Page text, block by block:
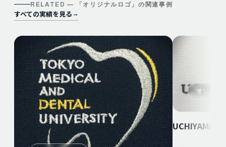
RELATED — 「オリジナルロゴ 」の関連事例
すべての実績を見る →
オリジナ
UCHIYAMA